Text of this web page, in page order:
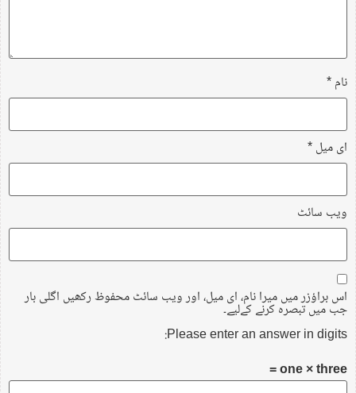
نام*
ای میل*
ویب‌ سائٹ
اس براؤزر میں میرا نام، ای میل، اور ویب سائٹ محفوظ رکھیں اگلی بار
جب میں تبصرہ کرنے کےلیے۔
Please enter an answer in digits:
one × three =